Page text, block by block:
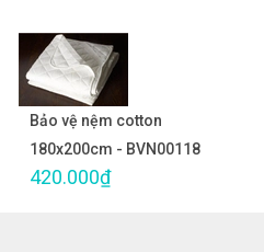
Bảo vệ nệm cotton
180x200cm - BVN00118
420.000₫